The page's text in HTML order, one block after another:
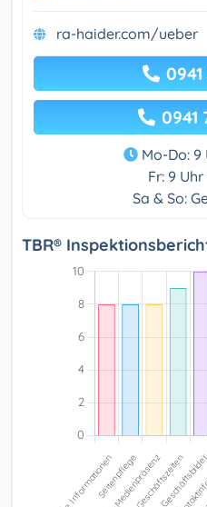
ra-haider.com/ueber
0941
Mo-Do: 9
Fr: 9 Uhr
Sa & So:
TBR®